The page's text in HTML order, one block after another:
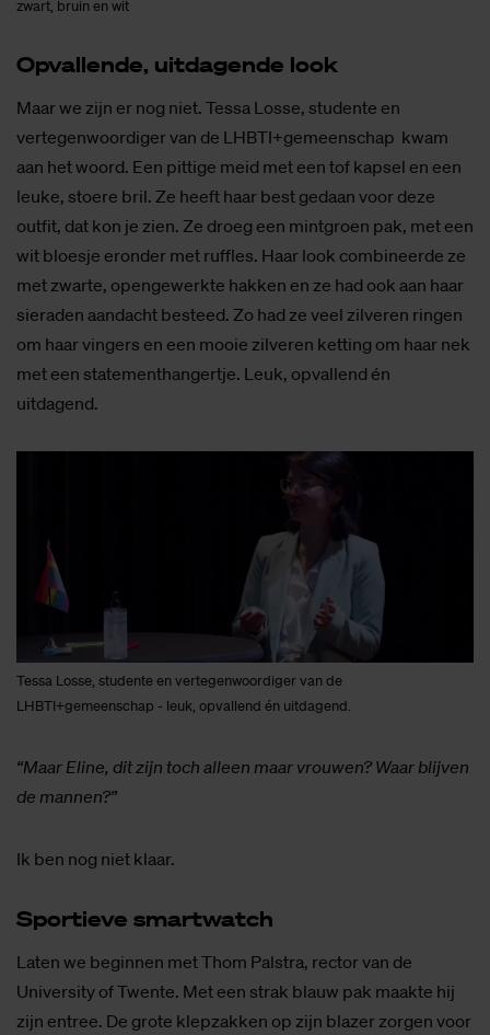
zwart, bruin en wit
Op­val­len­de, uit­da­gen­de look
Maar we zijn er nog niet. Tessa Losse, studente en
vertegenwoordiger van de LHBTI+gemeenschap kwam
aan het woord. Een pittige meid met een tof kapsel en een
leuke, stoere bril. Ze heeft haar best gedaan voor deze
outfit, dat kon je zien. Ze droeg een mintgroen pak, met een
wit bloesje eronder met ruffles. Haar look combineerde ze
met zwarte, opengewerkte hakken en ze had ook aan haar
sieraden aandacht besteed. Zo had ze veel zilveren ringen
om haar vingers en een mooie zilveren ketting om haar nek
met een statementhangertje. Leuk, opvallend én
uitdagend.
Tessa Losse, studente en vertegenwoordiger van de
LHBTI+gemeenschap - leuk, opvallend én uitdagend.
“Maar Eline, dit zijn toch alleen maar vrouwen? Waar blijven
de mannen?”
Ik ben nog niet klaar.
Spor­tie­ve smart­watch
Laten we beginnen met Thom Palstra, rector van de
University of Twente. Met een strak blauw pak maakte hij
zijn entree. De grote klepzakken op zijn blazer zorgen voor